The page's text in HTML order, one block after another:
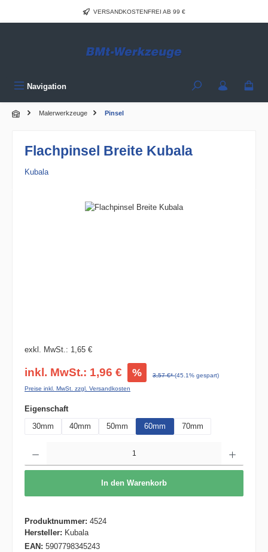
Zum Hauptinhalt springenVERSANDKOSTENFREI AB 99 €
Navigation
Malerwerkzeuge Pinsel
Flachpinsel Breite Kubala
Kubala
Bildergalerie überspringen
exkl. MwSt.: 1,65 €
inkl. MwSt.: 1,96 € % 3,57 €*(45.1% gespart)
Preise inkl. MwSt. zzgl. Versandkosten
Eigenschaftauswählen
30mm
40mm 50mm 60mm 70mm
In den Warenkorb
Produktnummer: 4524
Hersteller: Kubala
EAN: 5907798345243